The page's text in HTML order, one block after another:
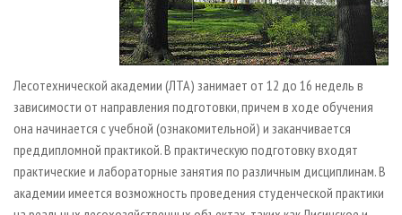
Лесотехнической академии (ЛТА) занимает от 12 до 16 недель в
зависимости от направления подготовки, причем в ходе обучения
она начинается с учебной (ознакомительной) и заканчивается
преддипломной практикой. В практическую подготовку входят
практические и лабораторные занятия по различным дисциплинам. В
академии имеется возможность проведения студенческой практики